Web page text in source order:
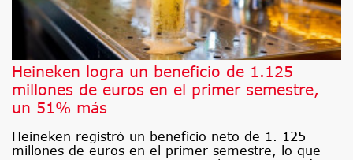
Heineken logra un beneficio de 1.125
millones de euros en el primer semestre,
un 51% más
Heineken registró un beneficio neto de 1. 125
millones de euros en el primer semestre, lo que